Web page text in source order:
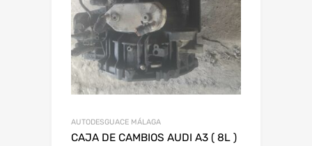
AUTODESGUACE MÁLAGA
CAJA DE CAMBIOS AUDI A3 ( 8L )